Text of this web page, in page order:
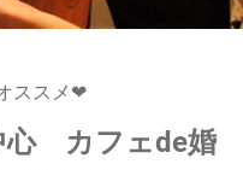
ススメ❤
心 カフェde婚